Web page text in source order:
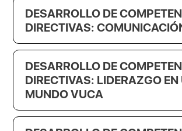
DESARROLLO DE
DIRECTIVAS:
DESARROLLO DE
DIRECTIVAS: LIDERAZGO EN
MUNDO VUCA